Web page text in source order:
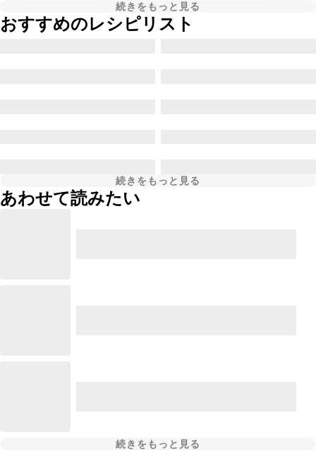
続きをもっと見る
おすすめのレシピリスト
続きをもっと見る
あわせて読みたい
続きをもっと見る